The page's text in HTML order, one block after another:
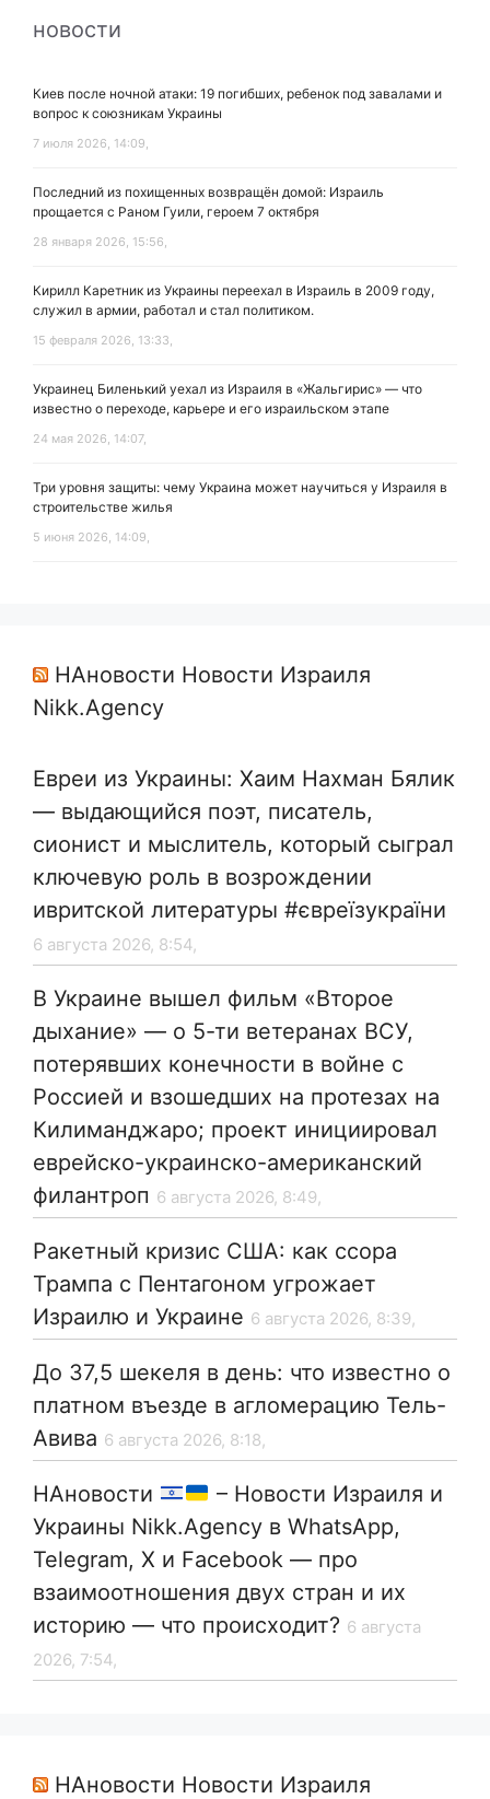
новости
Киев после ночной атаки: 19 погибших, ребенок под завалами и
вопрос к союзникам Украины
7 июля 2026, 14:09,
Последний из похищенных возвращён домой: Израиль
прощается с Раном Гуили, героем 7 октября
28 января 2026, 15:56,
Кирилл Каретник из Украины переехал в Израиль в 2009 году,
служил в армии, работал и стал политиком.
15 февраля 2026, 13:33,
Украинец Биленький уехал из Израиля в «Жальгирис» — что
известно о переходе, карьере и его израильском этапе
24 мая 2026, 14:07,
Три уровня защиты: чему Украина может научиться у Израиля в
строительстве жилья
5 июня 2026, 14:09,
НАновости Новости Израиля
Nikk.Agency
Евреи из Украины: Хаим Нахман Бялик
— выдающийся поэт, писатель,
сионист и мыслитель, который сыграл
ключевую роль в возрождении
ивритской литературы #євреїзукраїни
6 августа 2026, 8:54,
В Украине вышел фильм «Второе
дыхание» — о 5-ти ветеранах ВСУ,
потерявших конечности в войне с
Россией и взошедших на протезах на
Килиманджаро; проект инициировал
еврейско-украинско-американский
филантроп 6 августа 2026, 8:49,
Ракетный кризис США: как ссора
Трампа с Пентагоном угрожает
Израилю и Украине 6 августа 2026, 8:39,
До 37,5 шекеля в день: что известно о
платном въезде в агломерацию Тель-
Авива 6 августа 2026, 8:18,
НАновости
– Новости Израиля и
Украины Nikk.Agency в WhatsApp,
Telegram, X и Facebook — про
взаимоотношения двух стран и их
историю — что происходит? 6 августа
2026, 7:54,
НАновости Новости Израиля